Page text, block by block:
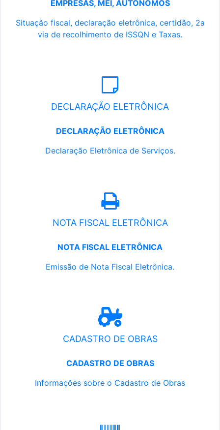
EMPRESAS, MEI, AUTÔNOMOS
Situação fiscal, declaração eletrônica, certidão, 2a
via de recolhimento de ISSQN e Taxas.
DECLARAÇÃO ELETRÔNICA
DECLARAÇÃO ELETRÔNICA
Declaração Eletrônica de Serviços.
NOTA FISCAL ELETRÔNICA
NOTA FISCAL ELETRÔNICA
Emissão de Nota Fiscal Eletrônica.
CADASTRO DE OBRAS
CADASTRO DE OBRAS
Informações sobre o Cadastro de Obras